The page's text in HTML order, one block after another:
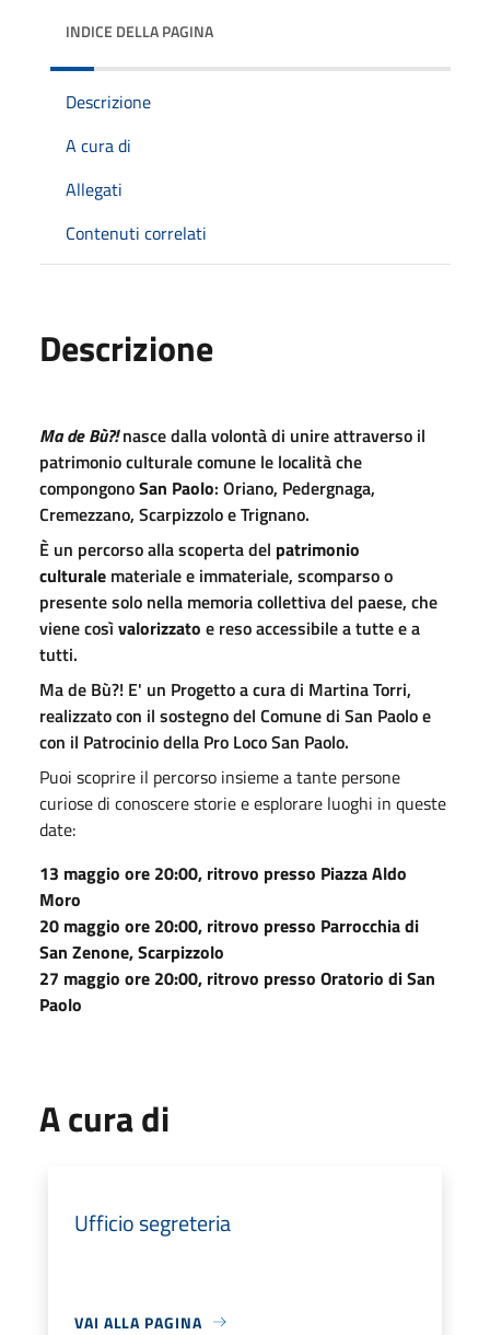
INDICE DELLA PAGINA
Descrizione
A cura di
Allegati
Contenuti correlati
Descrizione
Ma de Bù?! nasce dalla volontà di unire attraverso il
patrimonio culturale comune le località che
compongonoSan Paolo: Oriano, Pedergnaga,
Cremezzano, Scarpizzolo e Trignano.
È un percorso alla scoperta del patrimonio
culturale materiale e immateriale, scomparso o
presente solo nella memoria collettiva del paese, che
viene cosìvalorizzato e reso accessibile a tutte e a
tutti.
Ma de Bù?! E' un Progetto a cura di Martina Torri,
realizzato con il sostegno del Comune di San Paolo e
con il Patrocinio della Pro Loco San Paolo.
Puoi scoprire il percorso insieme a tante persone
curiose di conoscere storie e esplorare luoghi in queste
date:
13 maggio ore 20:00, ritrovo presso Piazza Aldo
Moro
20 maggio ore 20:00, ritrovo presso Parrocchia di
San Zenone, Scarpizzolo
27 maggio ore 20:00, ritrovo presso Oratorio di San
Paolo
A cura di
Ufficio segreteria
VAI ALLA PAGINA